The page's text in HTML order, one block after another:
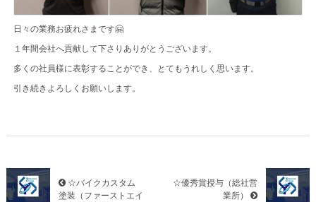
日々の業務お疲れさまです🤗
１年間会社へ貢献して下さりありがとうございます。
多くの社員様に表彰することができ、とてもうれしく思います。
引き続きよろしくお願いします。
☆バイクカスタム
塗装（ファーストエイ
☆優秀賞授与（総社営
業所）